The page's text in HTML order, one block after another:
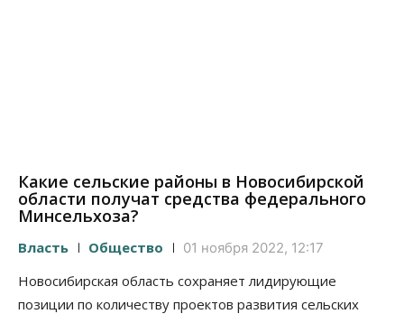
Какие сельские районы в Новосибирской
области получат средства федерального
Минсельхоза?
Власть Общество 01 ноября 2022, 12:17
Новосибирская область сохраняет лидирующие
позиции по количеству проектов развития сельских